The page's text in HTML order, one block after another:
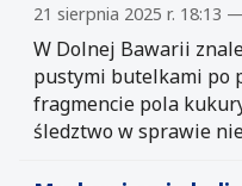
21 sierpnia 2025 r. 18:13
W Dolnej Bawarii
pustymi butelkami po
fragmencie pola
śledztwo w sprawie